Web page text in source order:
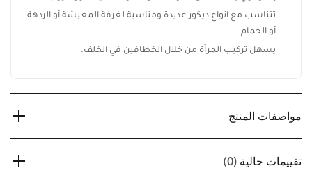
تتناسب مع انواع ديكور عديدة ومناسبة لغرفة المعيشة أو الردهة
أو الحمام.
يسهل تركيب المرآة من خلال الخطافين في الخلف.
مواصفات المنتج
تقييمات حالية (0)